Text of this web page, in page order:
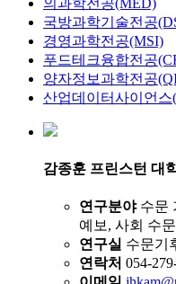
의과학전공(MED)
국방과학기술전공
경영과학전공(MSI)
푸드테크융합전공
양자정보과학전공
산업데이터사이언스
감종훈 프린스턴 대
연구분야 수문
예보, 사회 수
연구실 수문기
연락처 054-